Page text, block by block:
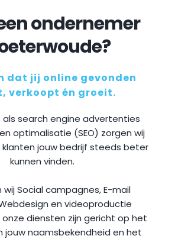
ondernemer
dat jij online gevonden
verkoopt én groeit.
als search engine advertenties
optimalisatie (SEO) zorgen wij
jouw bedrijf steeds beter
kunnen vinden.
wij Social campagnes, E-mail
en videoproductie
onze diensten zijn gericht op het
jouw naamsbekendheid en het